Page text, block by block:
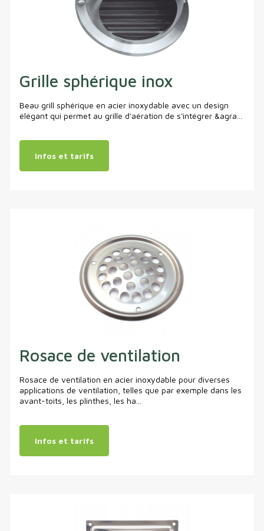
Grille sphérique inox
Beau grill sphérique en acier inoxydable avec un design
élégant qui permet au grille d'aération de s'intégrer &agra...
Infos et tarifs
Rosace de ventilation
Rosace de ventilation en acier inoxydable pour diverses
applications de ventilation, telles que par exemple dans les
avant-toits, les plinthes, les ha...
Infos et tarifs